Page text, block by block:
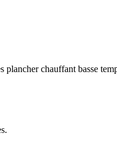
chauffant basse